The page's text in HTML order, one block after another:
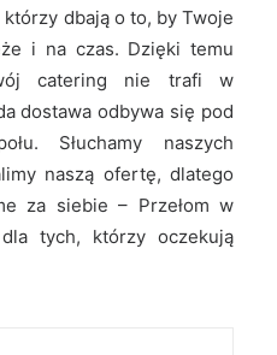
dbają o to, by Twoje
i na czas. Dzięki temu
catering nie trafi w
dostawa odbywa się pod
Słuchamy naszych
naszą ofertę, dlatego
za siebie – Przełom w
tych, którzy oczekują